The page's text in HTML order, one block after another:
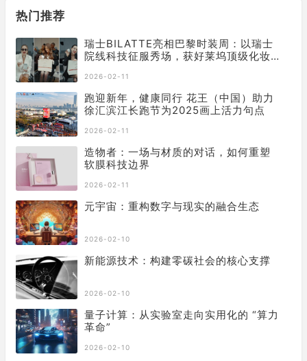
热门推荐
瑞士BILATTE亮相巴黎时装周：以瑞士
院线科技征服秀场，获好莱坞顶级化妆
2026-02-11
跑迎新年，健康同行 花王（中国）助力
徐汇滨江长跑节为2025画上活力句点
2026-02-11
造物者：一场与材质的对话，如何重塑
软膜科技边界
2026-02-11
元宇宙：重构数字与现实的融合生态
2026-02-10
新能源技术：构建零碳社会的核心支撑
2026-02-10
量子计算：从实验室走向实用化的 “算力
革命”
2026-02-10